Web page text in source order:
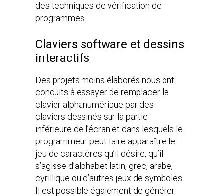
des techniques de vérification de
programmes.
Claviers software et dessins
interactifs
Des projets moins élaborés nous ont
conduits à essayer de remplacer le
clavier alphanumérique par des
claviers dessinés sur la partie
inférieure de l’écran et dans lesquels le
programmeur peut faire apparaître le
jeu de caractères qu’il désire, qu’il
s’agisse d’alphabet latin, grec, arabe,
cyrillique ou d’autres jeux de symboles.
Il est possible également de générer